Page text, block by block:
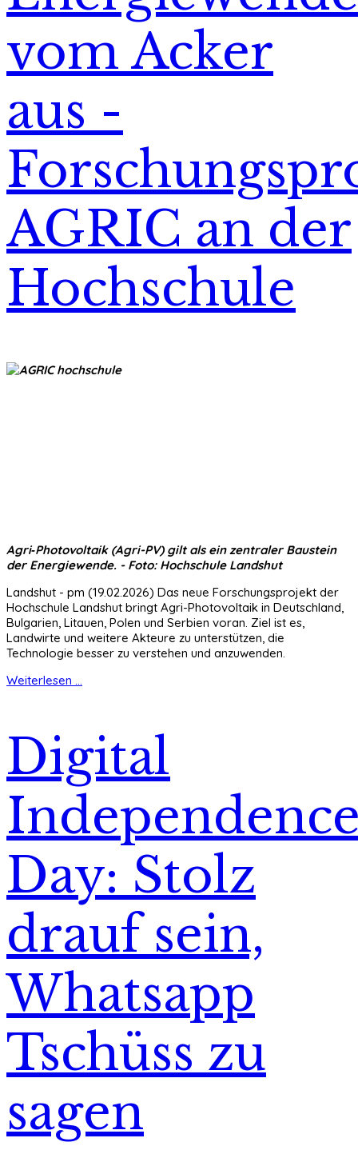
vom Acker
aus -
AGRIC an der
Hochschule
Agri‑Photovoltaik (Agri-PV) gilt als ein zentraler Baustein
der Energiewende. - Foto: Hochschule Landshut
Landshut - pm (19.02.2026) Das neue Forschungsprojekt der
Hochschule Landshut bringt Agri-Photovoltaik in Deutschland,
Bulgarien, Litauen, Polen und Serbien voran. Ziel ist es,
Landwirte und weitere Akteure zu unterstützen, die
Technologie besser zu verstehen und anzuwenden.
Weiterlesen ...
Digital
Day: Stolz
drauf sein,
Whatsapp
Tschüss zu
sagen